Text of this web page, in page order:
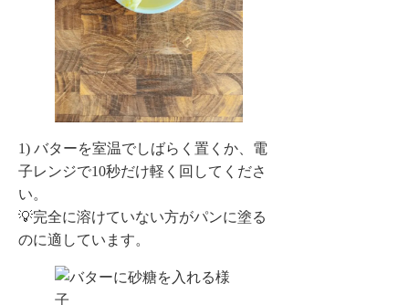
1) バターを室温でしばらく置くか、電
子レンジで10秒だけ軽く回してくださ
い。
💡完全に溶けていない方がパンに塗る
のに適しています。